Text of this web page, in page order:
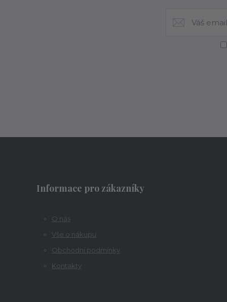
Informace pro zákazníky
O nás
Vše o nákupu
Obchodní podmínky
Kontakty